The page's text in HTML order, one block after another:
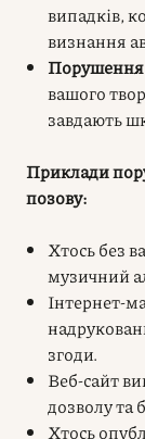
випадків,
визнання
Порушення
вашого
завдають
Приклади
позову:
Хтось без
музичний
Інтернет-
згоди.
Веб-сайт
дозволу та
Хтось